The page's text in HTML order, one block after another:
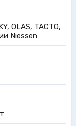
OLAS, TACTO,
Niessen